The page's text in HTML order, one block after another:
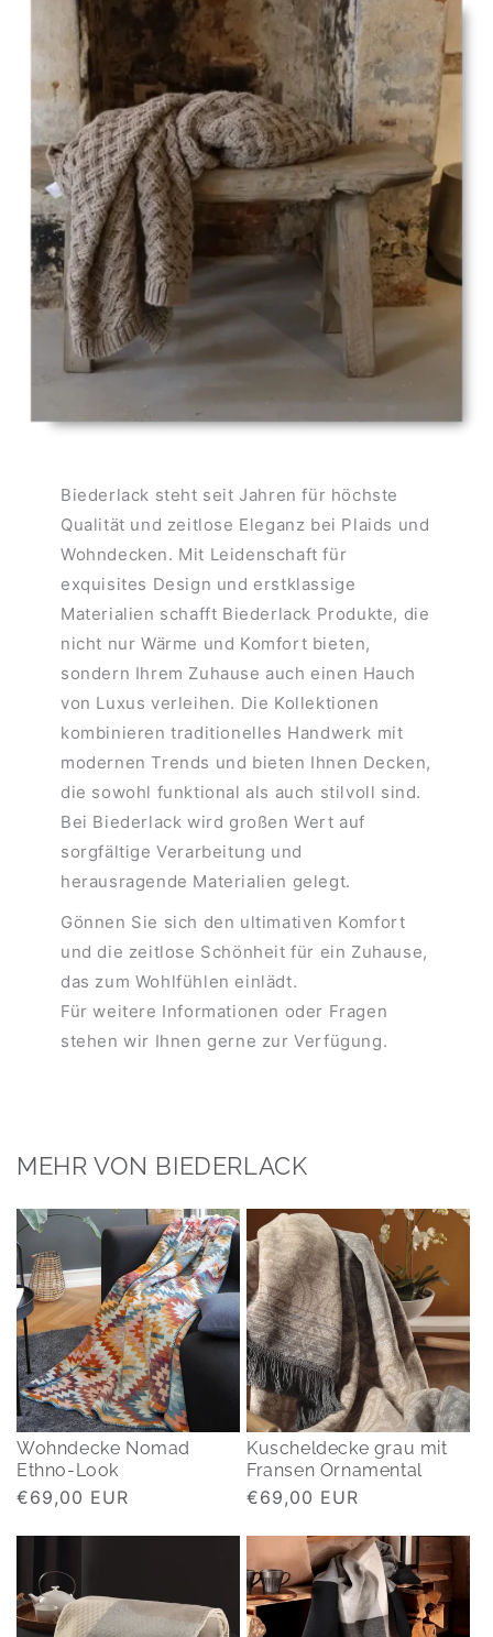
Biederlack steht seit Jahren für höchste
Qualität und zeitlose Eleganz bei Plaids und
Wohndecken. Mit Leidenschaft für
exquisites Design und erstklassige
Materialien schafft Biederlack Produkte, die
nicht nur Wärme und Komfort bieten,
sondern Ihrem Zuhause auch einen Hauch
von Luxus verleihen. Die Kollektionen
kombinieren traditionelles Handwerk mit
modernen Trends und bieten Ihnen Decken,
die sowohl funktional als auch stilvoll sind.
Bei Biederlack wird großen Wert auf
sorgfältige Verarbeitung und
herausragende Materialien gelegt.
Gönnen Sie sich den ultimativen Komfort
und die zeitlose Schönheit für ein Zuhause,
das zum Wohlfühlen einlädt.
Für weitere Informationen oder Fragen
stehen wir Ihnen gerne zur Verfügung.
MEHR VON BIEDERLACK
Wohndecke Nomad
Ethno-Look
Normaler
€69,00 EUR
Kuscheldecke grau mit
Fransen Ornamental
Normaler
€69,00 EUR